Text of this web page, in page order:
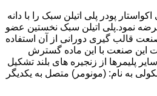
کمپانی اکواستار پودر پلی اتیلن سبک را با دانه
عرضه نمود.پلی اتیلن سبک نخستین عضو
صنعت قالب گیری دورانی از آن استفاده
این صنعت با این ماده گسترش
پلیمرها از زنجیره های بلند تشکیل
به نام: (مونومر) متصل به یکدیگر